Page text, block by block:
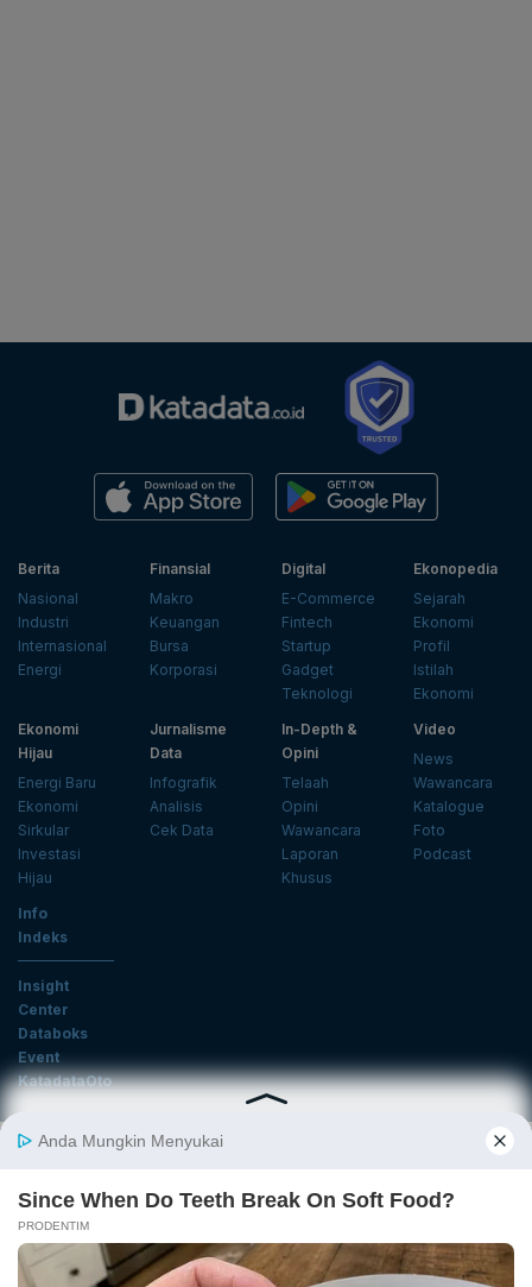
Berita
Nasional
Industri
Internasional
Energi
Finansial
Makro
Keuangan
Bursa
Korporasi
Digital
E-Commerce
Fintech
Startup
Gadget
Teknologi
Ekonopedia
Sejarah
Ekonomi
Profil
Istilah
Ekonomi
Ekonomi
Hijau
Energi Baru
Ekonomi
Sirkular
Investasi
Hijau
Jurnalisme
Data
Infografik
Analisis
Cek Data
In-Depth &
Opini
Telaah
Opini
Wawancara
Laporan
Khusus
Video
News
Wawancara
Katalogue
Foto
Podcast
Info
Indeks
Insight
Center
Databoks
Event
KatadataOto
Langganan Newsletter
Daftar
Ikuti Kami